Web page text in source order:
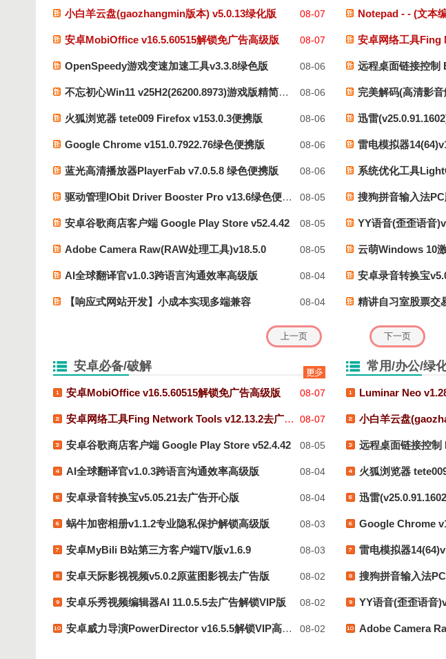
08-07
小白羊云盘(gaozhangmin版本) v5.0.13绿化版 Notepad - - (文本
08-07
安卓MobiOffice v16.5.60515解锁免广告高级版 安卓网络工具Fing
08-06
OpenSpeedy游戏变速加速工具v3.3.8绿色版 远程桌面链接控制
08-06
不忘初心Win11 v25H2(26200.8973)游戏版精简系统 完美解码(高清影
08-06
火狐浏览器 tete009 Firefox v153.0.3便携版 迅雷
08-06
Google Chrome v151.0.7922.76绿色便携版 雷电模拟器
08-06
蓝光高清播放器PlayerFab v7.0.5.8 绿色便携版 系统优化工具
08-05
驱动管理IObit Driver Booster Pro v13.6绿色便携版 搜狗拼音输入法
08-05
安卓谷歌商店客户端 Google Play Store v52.4.42 YY语音(歪歪语音
08-05
Adobe Camera Raw(RAW处理工具)v18.5.0 云萌Windows 10
08-04
AI全球翻译官v1.0.3跨语言沟通效率高级版 安卓录音转换宝
08-04
【响应式网站开发】小成本实现多端兼容 精讲自习室股票交
安卓必备/破解
08-07
安卓MobiOffice v16.5.60515解锁免广告高级版
08-07
安卓网络工具Fing Network Tools v12.13.2去广告版
08-05
安卓谷歌商店客户端 Google Play Store v52.4.42
08-04
AI全球翻译官v1.0.3跨语言沟通效率高级版
08-04
安卓录音转换宝v5.05.21去广告开心版
08-03
蜗牛加密相册v1.1.2专业隐私保护解锁高级版
08-03
安卓MyBili B站第三方客户端TV版v1.6.9
08-02
安卓天际影视视频v5.0.2原蓝图影视去广告版
08-02
安卓乐秀视频编辑器AI 11.0.5.5去广告解锁VIP版
08-02
安卓威力导演PowerDirector v16.5.5解锁VIP高级版
常用/办公/绿
Luminar Neo
小白羊云盘
远程桌面链接控
火狐浏览器
迅雷
Google Chrome
雷电模拟器
搜狗拼音输入法
YY语音(歪歪语音
Adobe Camera